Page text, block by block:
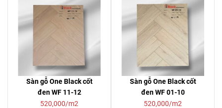
Sàn gỗ One Black cốt
đen WF 11-12
520,000/m2
Sàn gỗ One Black cốt
đen WF 01-10
520,000/m2